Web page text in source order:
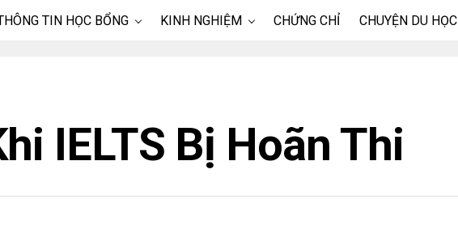
TIN HỌC BỔNG KINH NGHIỆM CHỨNG CHỈ CHUYỆN DU HỌC
IELTS Bị Hoãn Thi